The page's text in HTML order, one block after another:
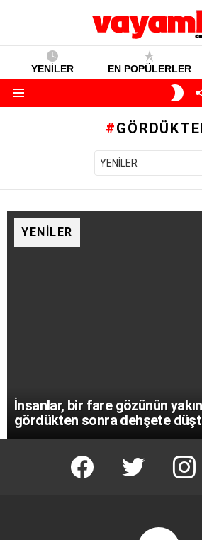
YENİLER EN POPÜLERLER
YENILER
İnsanlar, bir fare gözünün
gördükten sonra dehşete
facebook twitter